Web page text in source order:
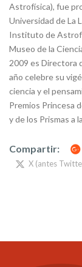
Astrofísica), fue
Universidad de La
Instituto de
Museo de la
2009 es Directora
año celebre su
ciencia y el
Premios Princesa
y de los Prismas a
Compartir:
X (antes